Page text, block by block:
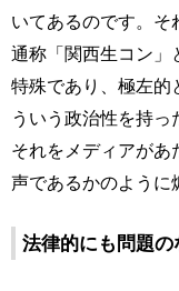
いてあるのです。そ
通称「関西生コン」
特殊であり、極左的
ういう政治性を持っ
それをメディアがあ
声であるかのように
法律的にも問題